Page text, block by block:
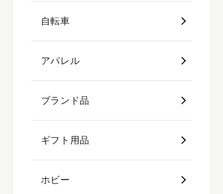
自転車
アパレル
ブランド品
ギフト用品
ホビー